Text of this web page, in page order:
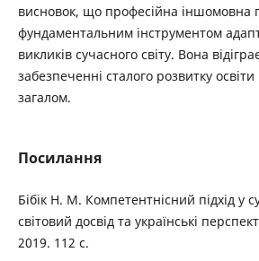
висновок, що професійна іншомовна
фундаментальним інструментом
викликів сучасного світу. Вона
забезпеченні сталого розвитку освіти
загалом.
Посилання
Бібік Н. М. Компетентнісний підхід у
світовий досвід та українські
2019. 112 с.